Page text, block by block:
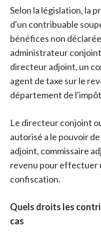
Selon la législation, la
d'un contribuable
bénéfices non
administrateur
directeur adjoint, un
agent de taxe sur le
département de
Le directeur conjoint
autorisé a le pouvoir
adjoint, commissaire
revenu pour effectuer
confiscation.
Quels droits les
cas